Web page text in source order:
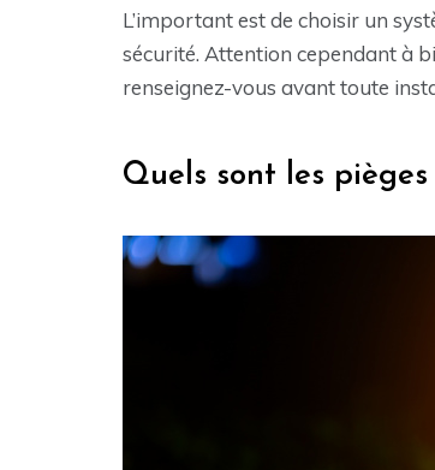
L’important est de choisir un
sécurité. Attention cependant à
renseignez-vous avant toute
Quels sont les